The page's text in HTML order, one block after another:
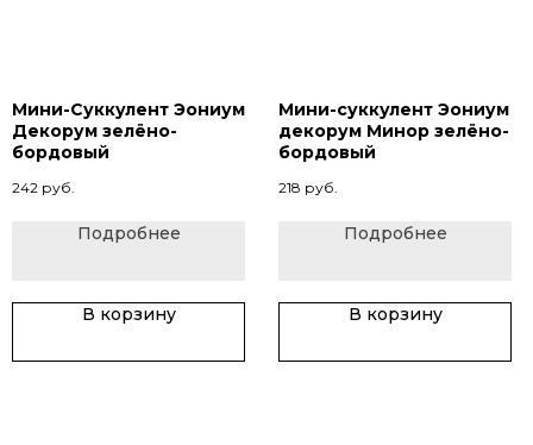
Мини-Суккулент Эониум
Декорум зелёно-
бордовый
242 руб.
Подробнее
В корзину
Мини-суккулент Эониум
декорум Минор зелёно-
бордовый
218 руб.
Подробнее
В корзину